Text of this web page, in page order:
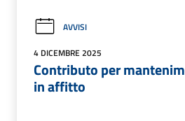
AVVISI
4 DICEMBRE 2025
Contributo per
in affitto